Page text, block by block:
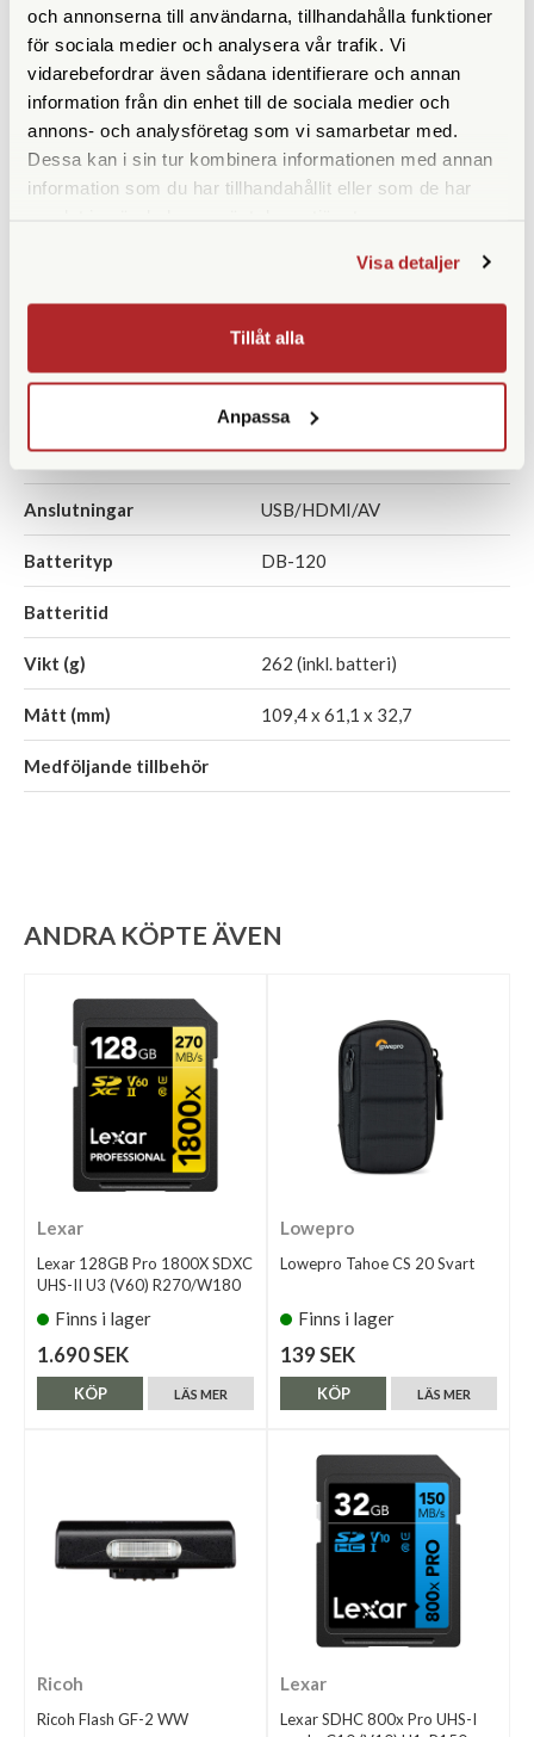
och annonserna till användarna, tillhandahålla funktioner
för sociala medier och analysera vår trafik. Vi
vidarebefordrar även sådana identifierare och annan
information från din enhet till de sociala medier och
annons- och analysföretag som vi samarbetar med.
Dessa kan i sin tur kombinera informationen med annan
information som du har tillhandahållit eller som de har
Visa detaljer
Tillåt alla
Anpassa
Ljusstyrka optik f/2,8
Optisk bildstabilisering Nej
Närgräns (cm)
ISO 100 - 204800
Display 3" (1 037 000 punkter)
Micro-SD
Filformat JPEG/RAW/JPEG+RAW
Anslutningar USB/HDMI/AV
Batterityp DB-120
Batteritid
Vikt (g) 262 (inkl. batteri)
Mått (mm) 109,4 x 61,1 x 32,7
Medföljande tillbehör
ANDRA KÖPTE ÄVEN
Lexar
Lexar 128GB Pro 1800X SDXC
UHS-II U3 (V60) R270/W180
Finns i lager
1.690 SEK
LÄS MER
KÖP
Lowepro
Lowepro Tahoe CS 20 Svart
Finns i lager
139 SEK
LÄS MER
KÖP
Ricoh
Ricoh Flash GF-2 WW
Lexar
Lexar SDHC 800x Pro UHS-I